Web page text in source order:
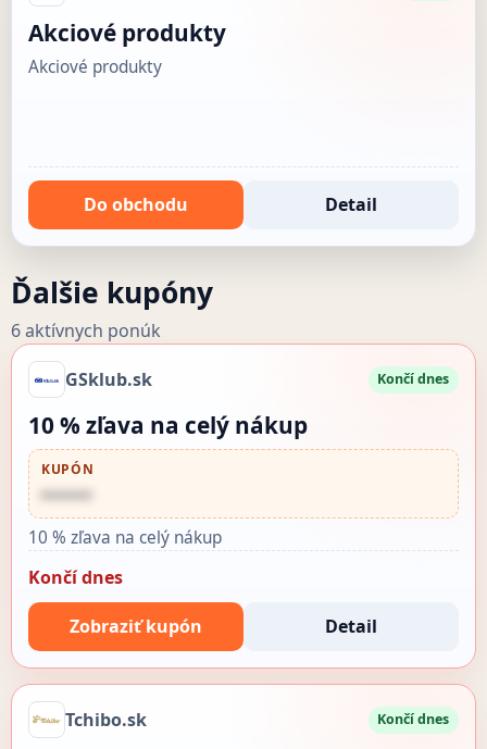
Akciové produkty
Akciové produkty
Do obchodu Detail
Ďalšie kupóny
6 aktívnych ponúk
GSklub.sk Končí dnes
10 % zľava na celý nákup
KUPÓN
••••••
10 % zľava na celý nákup
Končí dnes
Zobraziť kupón Detail
Tchibo.sk Končí dnes